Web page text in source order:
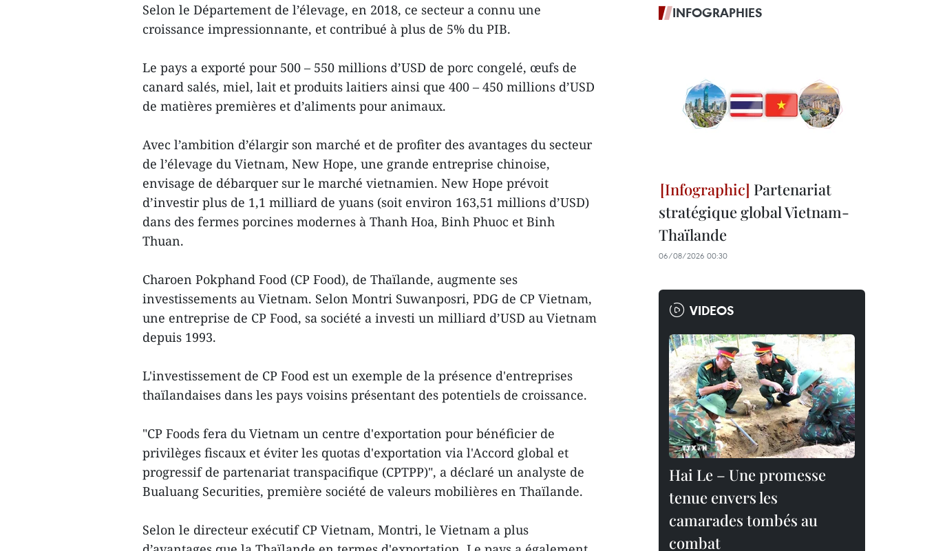
Selon le Département de l’élevage, en 2018, ce secteur a connu une
croissance impressionnante, et contribué à plus de 5% du PIB.
Le pays a exporté pour 500 – 550 millions d’USD de porc congelé, œufs de
canard salés, miel, lait et produits laitiers ainsi que 400 – 450 millions d’USD
de matières premières et d’aliments pour animaux.
Avec l’ambition d’élargir son marché et de profiter des avantages du secteur
de l’élevage du Vietnam, New Hope, une grande entreprise chinoise,
envisage de débarquer sur le marché vietnamien. New Hope prévoit
d’investir plus de 1,1 milliard de yuans (soit environ 163,51 millions d’USD)
dans des fermes porcines modernes à Thanh Hoa, Binh Phuoc et Binh
Thuan.
Charoen Pokphand Food (CP Food), de Thaïlande, augmente ses
investissements au Vietnam. Selon Montri Suwanposri, PDG de CP Vietnam,
une entreprise de CP Food, sa société a investi un milliard d’USD au Vietnam
depuis 1993.
L'investissement de CP Food est un exemple de la présence d'entreprises
thaïlandaises dans les pays voisins présentant des potentiels de croissance.
"CP Foods fera du Vietnam un centre d'exportation pour bénéficier de
privilèges fiscaux et éviter les quotas d'exportation via l'Accord global et
progressif de partenariat transpacifique (CPTPP)", a déclaré un analyste de
Bualuang Securities, première société de valeurs mobilières en Thaïlande.
Selon le directeur exécutif CP Vietnam, Montri, le Vietnam a plus
INFOGRAPHIES
Partenariat
stratégique global Vietnam-
Thaïlande
06/08/2026 00:30
VIDEOS
Hai Le – Une promesse
tenue envers les
camarades tombés au
combat